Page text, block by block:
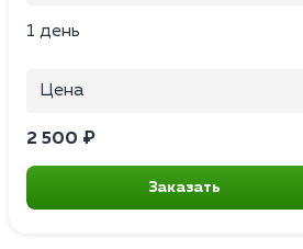
1 день
Цена
2 500 ₽
Заказать